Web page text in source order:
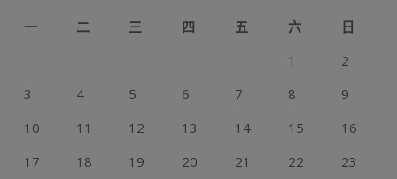
一
二 三 四 五 六
日
1
2
3
4 5 6 7 8
9
10
11 12 13 14 15
16
17
18 19 20 21 22
23